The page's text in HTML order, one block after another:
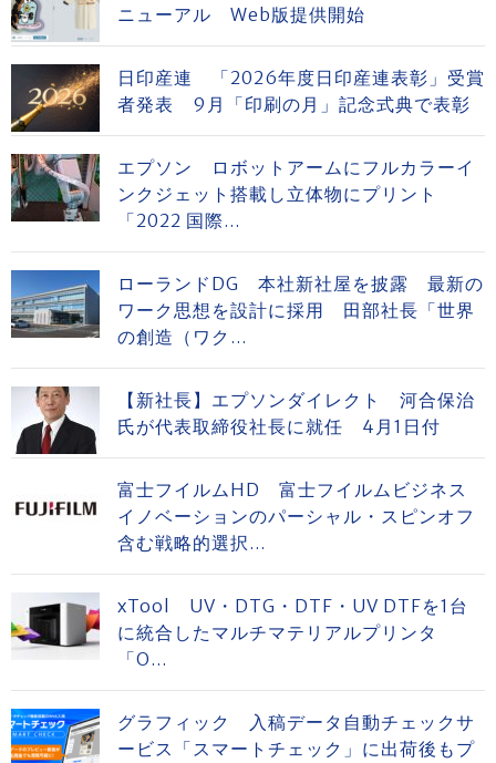
ニューアル Web版提供開始
日印産連 「2026年度日印産連表彰」受賞
者発表 9月「印刷の月」記念式典で表彰
エプソン ロボットアームにフルカラーイ
ンクジェット搭載し立体物にプリント
「2022 国際...
ローランドDG 本社新社屋を披露 最新の
ワーク思想を設計に採用 田部社長「世界
の創造（ワク...
【新社長】エプソンダイレクト 河合保治
氏が代表取締役社長に就任 4月1日付
富士フイルムHD 富士フイルムビジネス
イノベーションのパーシャル・スピンオフ
含む戦略的選択...
xTool UV・DTG・DTF・UV DTFを1台
に統合したマルチマテリアルプリンタ
「O...
グラフィック 入稿データ自動チェックサ
ービス「スマートチェック」に出荷後もプ